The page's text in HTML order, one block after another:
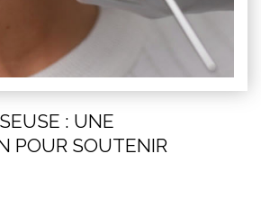
: UNE
POUR SOUTENIR